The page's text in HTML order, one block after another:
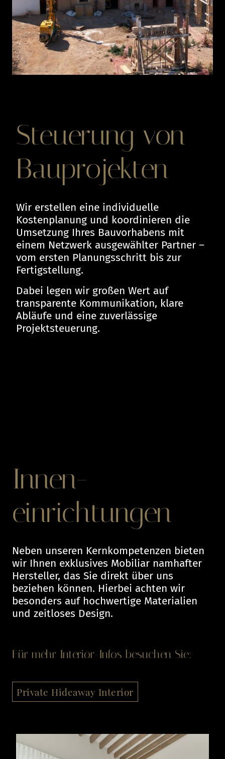
Steuerung von
Bauprojekten
Wir erstellen eine individuelle
Kostenplanung und koordinieren die
Umsetzung Ihres Bauvorhabens mit
einem Netzwerk ausgewählter Partner –
vom ersten Planungsschritt bis zur
Fertigstellung.
Dabei legen wir großen Wert auf
transparente Kommunikation, klare
Abläufe und eine zuverlässige
Projektsteuerung.
Innen-
einrichtungen
Neben unseren Kernkompetenzen bieten
wir Ihnen exklusives Mobiliar namhafter
Hersteller, das Sie direkt über uns
beziehen können. Hierbei achten wir
besonders auf hochwertige Materialien
und zeitloses Design.
Für mehr Interior-Infos besuchen Sie:
Private Hideaway Interior